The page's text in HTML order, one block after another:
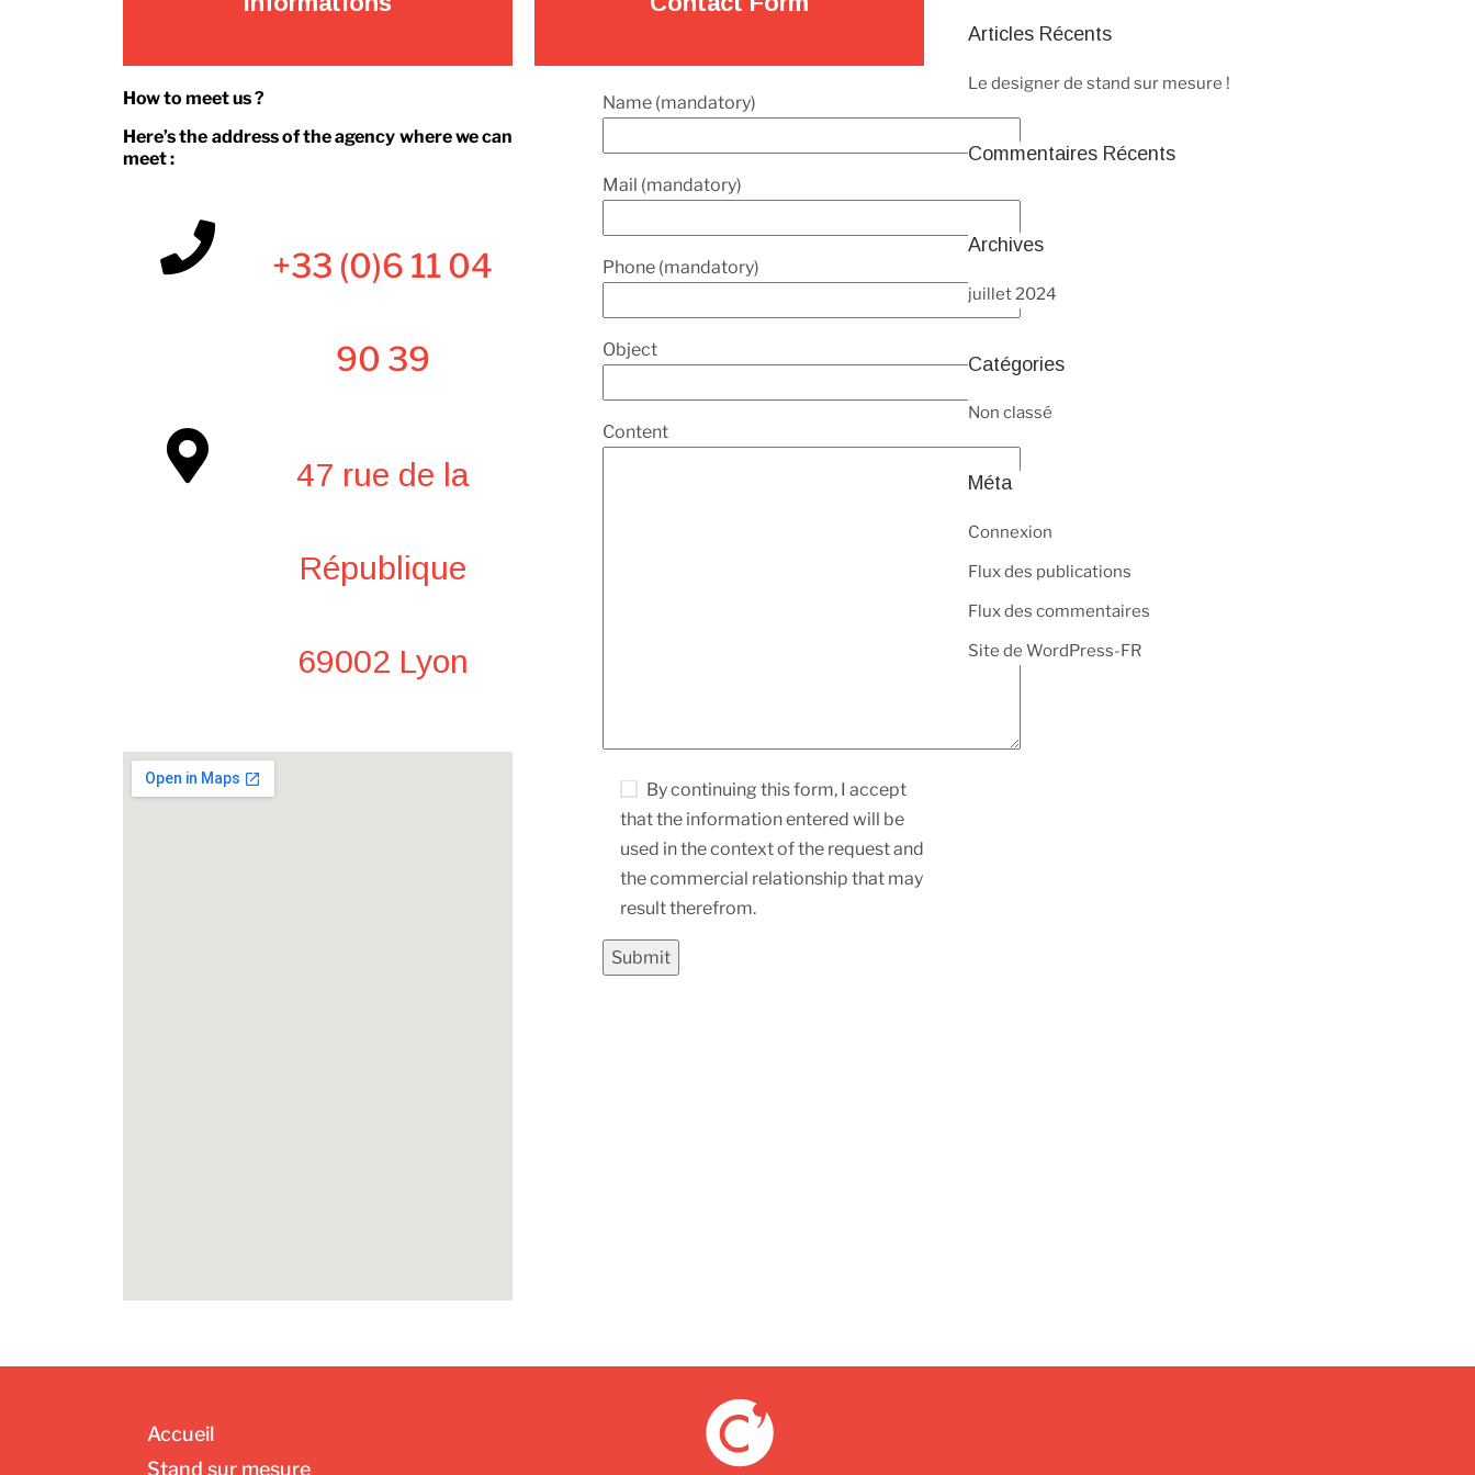
How to meet us ?
Here’s the address of the agency where we can
meet :
+33 (0)6 11 04
90 39
47 rue de la
République
69002 Lyon
Name (mandatory)
Mail (mandatory)
Phone (mandatory)
Object
Content
By continuing this form, I accept
that the information entered will be
used in the context of the request and
the commercial relationship that may
result therefrom.
Articles Récents
Le designer de stand sur mesure !
Commentaires Récents
Archives
juillet 2024
Catégories
Non classé
Méta
Connexion
Flux des publications
Flux des commentaires
Site de WordPress-FR
Accueil
Stand sur mesure